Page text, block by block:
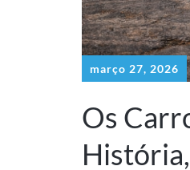
março 27, 2026
Os